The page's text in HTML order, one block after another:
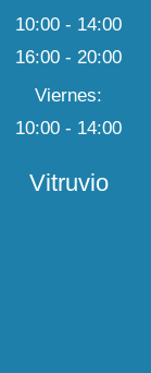
10:00 - 14:00
16:00 - 20:00
Viernes:
10:00 - 14:00
Vitruvio